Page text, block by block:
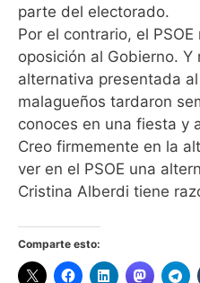
parte del electorado.
Por el contrario, el
oposición al Gobierno.
alternativa presentada
malagueños tardaron
conoces en una fiesta y
Creo firmemente en la
ver en el PSOE una
Cristina Alberdi tiene
Comparte esto: